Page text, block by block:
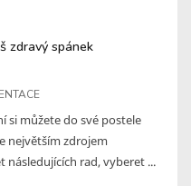
zdravý spánek
si můžete do své postele
největším zdrojem
následujících rad, vyberet ...